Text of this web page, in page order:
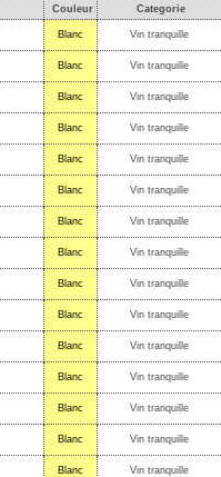
Couleur Categorie
Blanc Vin tranquille
Blanc Vin tranquille
Blanc Vin tranquille
Blanc Vin tranquille
Blanc Vin tranquille
Blanc Vin tranquille
Blanc Vin tranquille
Blanc Vin tranquille
Blanc Vin tranquille
Blanc Vin tranquille
Blanc Vin tranquille
Blanc Vin tranquille
Blanc Vin tranquille
Blanc Vin tranquille
Blanc Vin tranquille